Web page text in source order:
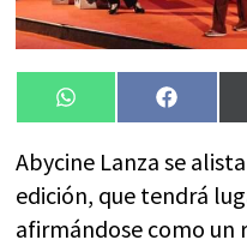
Compartir
en
WhatsApp
en
Abycine Lanza se
edición, que tendrá
afirmándose como un